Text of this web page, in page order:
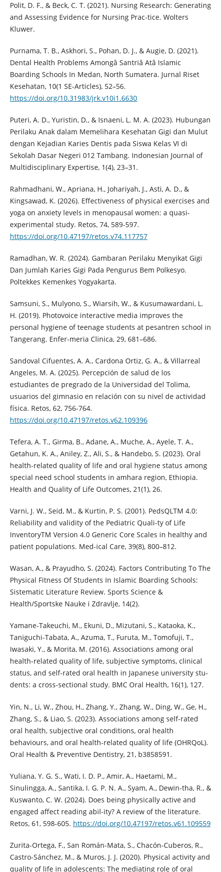
Polit, D. F., & Beck, C. T. (2021). Nursing Research: Generating
and Assessing Evidence for Nursing Prac-tice. Wolters
Kluwer.
Purnama, T. B., Askhori, S., Pohan, D. J., & Augie, D. (2021).
Dental Health Problems Amongâ Santriâ Atâ Islamic
Boarding Schools In Medan, North Sumatera. Jurnal Riset
Kesehatan, 10(1 SE-Articles), 52–56.
https://doi.org/10.31983/jrk.v10i1.6630
Puteri, A. D., Yuristin, D., & Isnaeni, L. M. A. (2023). Hubungan
Perilaku Anak dalam Memelihara Kesehatan Gigi dan Mulut
dengan Kejadian Karies Dentis pada Siswa Kelas VI di
Sekolah Dasar Negeri 012 Tambang. Indonesian Journal of
Multidisciplinary Expertise, 1(4), 23–31.
Rahmadhani, W., Apriana, H., Johariyah, J., Asti, A. D., &
Kingsawad, K. (2026). Effectiveness of physical exercises and
yoga on anxiety levels in menopausal women: a quasi-
experimental study. Retos, 74, 589-597.
https://doi.org/10.47197/retos.v74.117757
Ramadhan, W. R. (2024). Gambaran Perilaku Menyikat Gigi
Dan Jumlah Karies Gigi Pada Pengurus Bem Polkesyo.
Poltekkes Kemenkes Yogyakarta.
Samsuni, S., Mulyono, S., Wiarsih, W., & Kusumawardani, L.
H. (2019). Photovoice interactive media improves the
personal hygiene of teenage students at pesantren school in
Tangerang. Enfer-meria Clinica, 29, 681–686.
Sandoval Cifuentes, A. A., Cardona Ortiz, G. A., & Villarreal
Angeles, M. A. (2025). Percepción de salud de los
estudiantes de pregrado de la Universidad del Tolima,
usuarios del gimnasio en relación con su nivel de actividad
física. Retos, 62, 756-764.
https://doi.org/10.47197/retos.v62.109396
Tefera, A. T., Girma, B., Adane, A., Muche, A., Ayele, T. A.,
Getahun, K. A., Aniley, Z., Ali, S., & Handebo, S. (2023). Oral
health-related quality of life and oral hygiene status among
special need school students in amhara region, Ethiopia.
Health and Quality of Life Outcomes, 21(1), 26.
Varni, J. W., Seid, M., & Kurtin, P. S. (2001). PedsQLTM 4.0:
Reliability and validity of the Pediatric Quali-ty of Life
InventoryTM Version 4.0 Generic Core Scales in healthy and
patient populations. Med-ical Care, 39(8), 800–812.
Wasan, A., & Prayudho, S. (2024). Factors Contributing To The
Physical Fitness Of Students In Islamic Boarding Schools:
Sistematic Literature Review. Sports Science &
Health/Sportske Nauke i Zdravlje, 14(2).
Yamane-Takeuchi, M., Ekuni, D., Mizutani, S., Kataoka, K.,
Taniguchi-Tabata, A., Azuma, T., Furuta, M., Tomofuji, T.,
Iwasaki, Y., & Morita, M. (2016). Associations among oral
health-related quality of life, subjective symptoms, clinical
status, and self-rated oral health in Japanese university stu-
dents: a cross-sectional study. BMC Oral Health, 16(1), 127.
Yin, N., Li, W., Zhou, H., Zhang, Y., Zhang, W., Ding, W., Ge, H.,
Zhang, S., & Liao, S. (2023). Associations among self-rated
oral health, subjective oral conditions, oral health
behaviours, and oral health-related quality of life (OHRQoL).
Oral Health & Preventive Dentistry, 21, b3858591.
Yuliana, Y. G. S., Wati, I. D. P., Amir, A., Haetami, M.,
Sinulingga, A., Santika, I. G. P. N. A., Syam, A., Dewin-tha, R., &
Kuswanto, C. W. (2024). Does being physically active and
engaged affect reading abil-ity? A review of the literature.
Retos, 61, 598-605. https://doi.org/10.47197/retos.v61.109559
Zurita-Ortega, F., San Román-Mata, S., Chacón-Cuberos, R.,
Castro-Sánchez, M., & Muros, J. J. (2020). Physical activity and
quality of life in adolescents: The mediating role of oral